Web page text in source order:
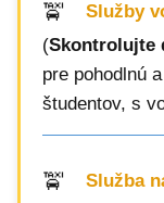
Služby
(Skontrolujte
pre pohodlnú
študentov, s
Služba